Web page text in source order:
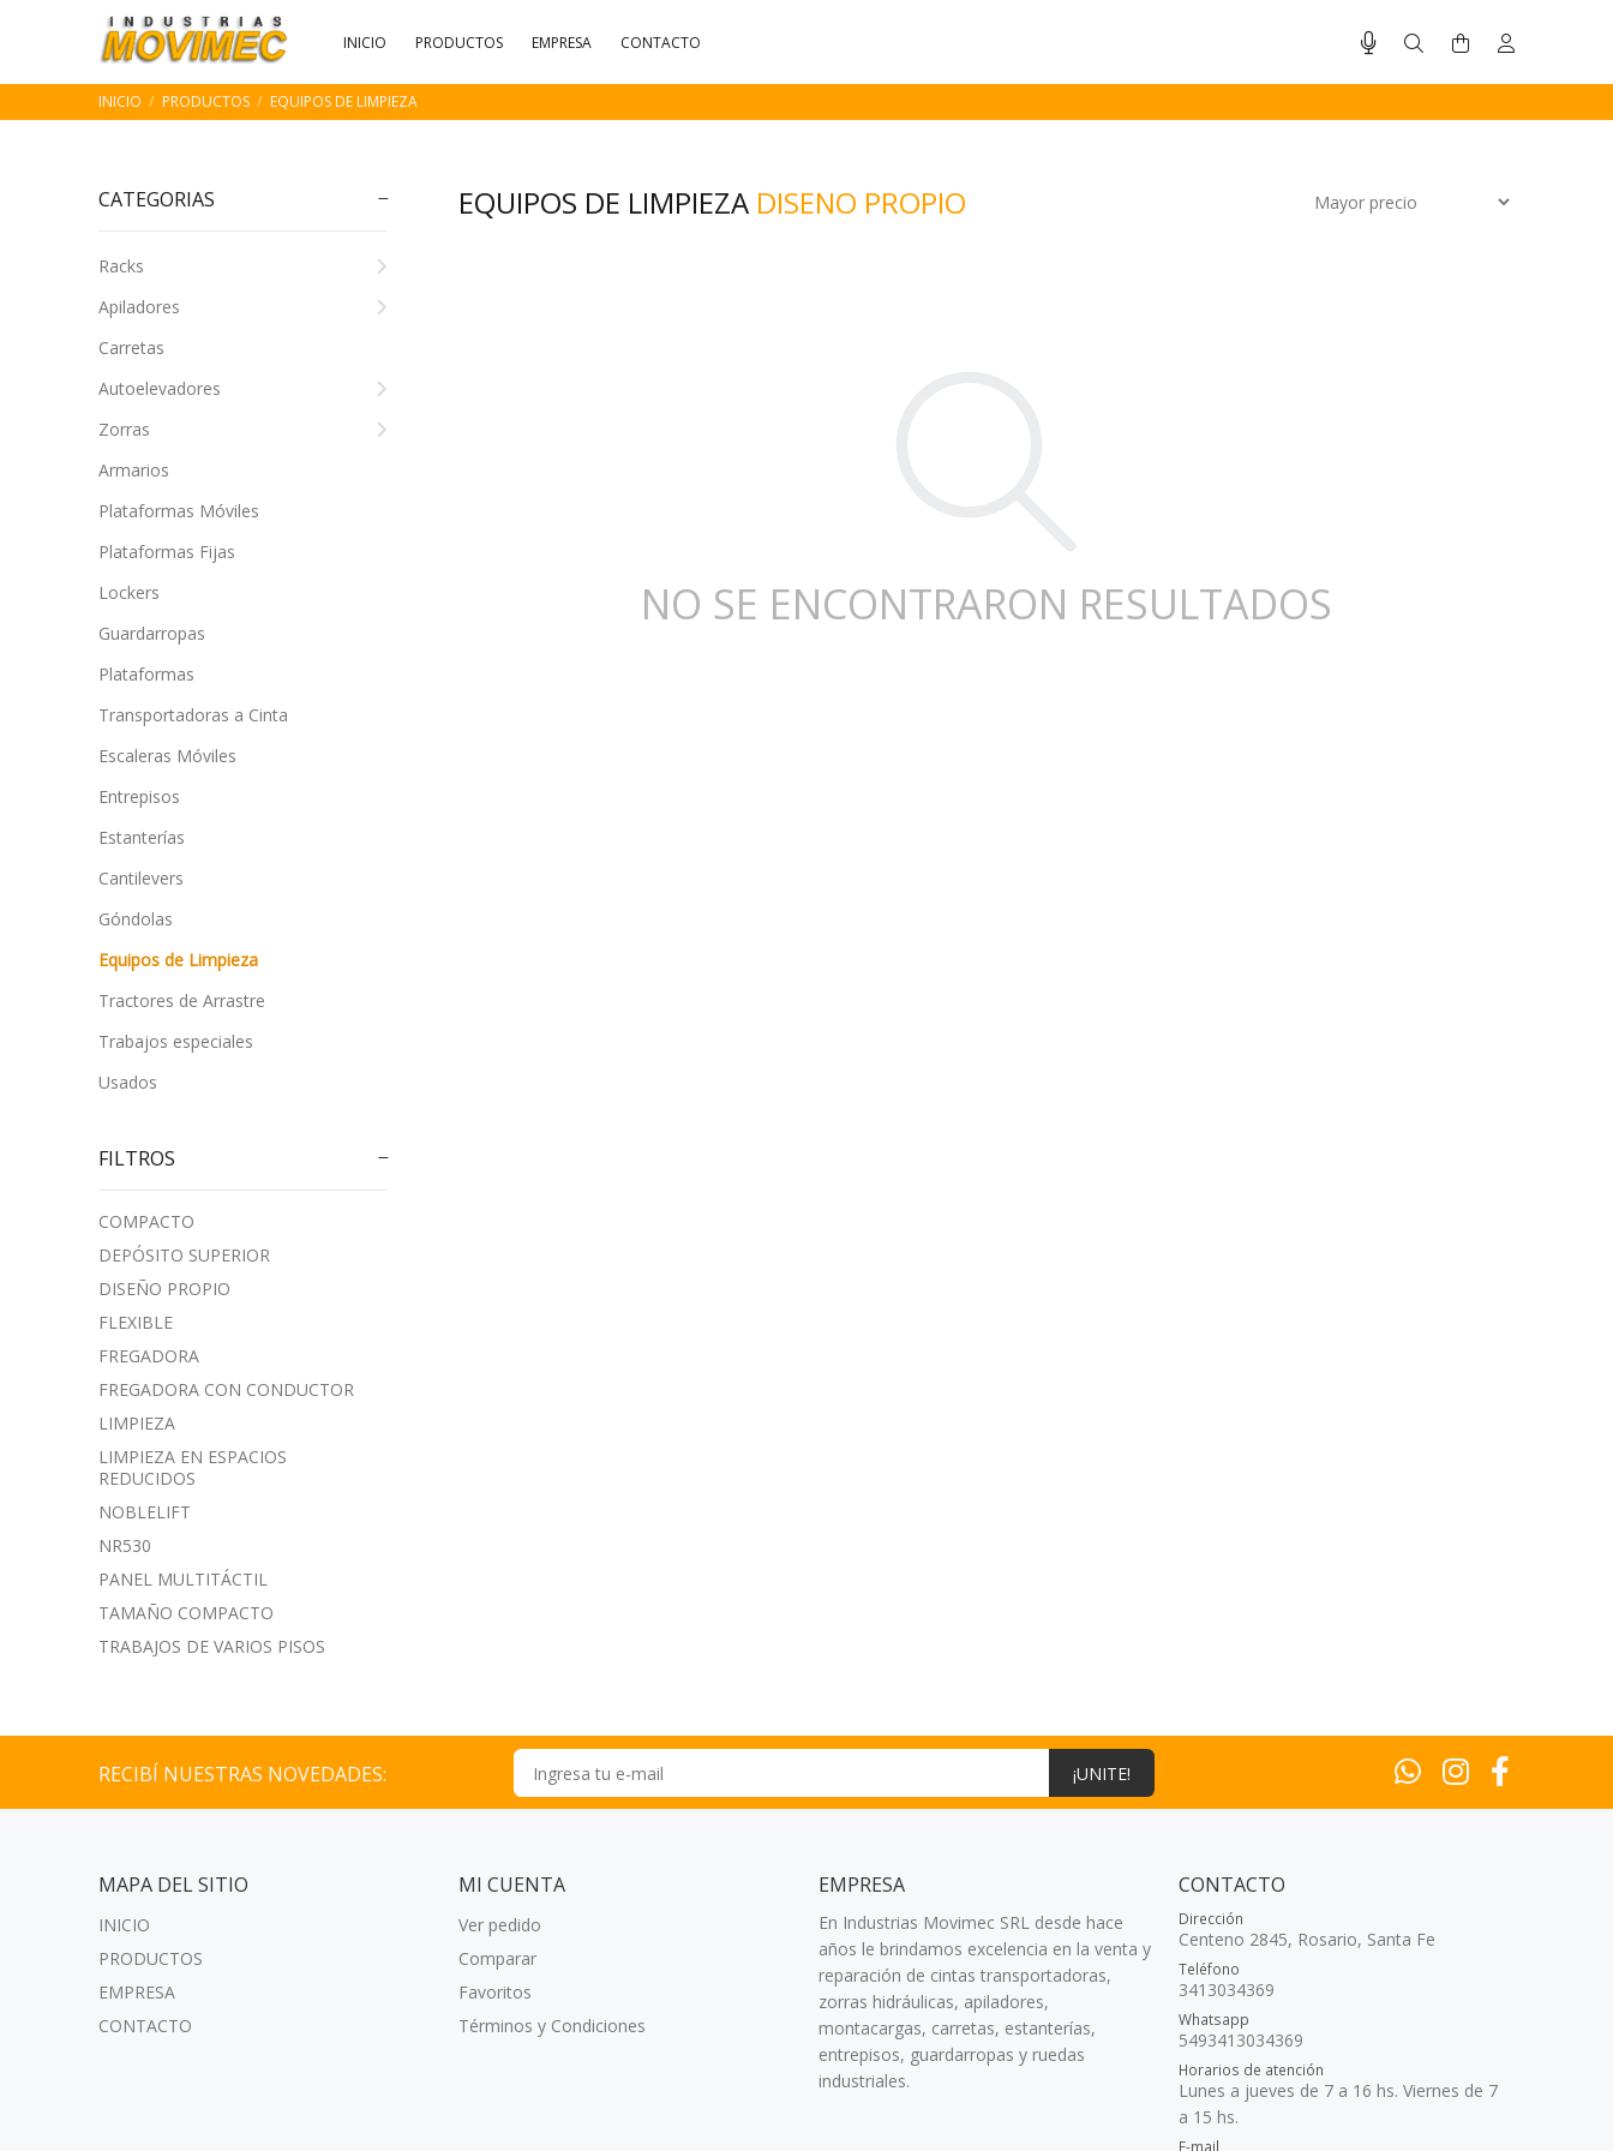
INICIO PRODUCTOS EMPRESA CONTACTO
INICIO PRODUCTOS EQUIPOS DE LIMPIEZA
CATEGORIAS
Racks
Apiladores
Carretas
Autoelevadores
Zorras
Armarios
Plataformas Móviles
Plataformas Fijas
Lockers
Guardarropas
Plataformas
Transportadoras a Cinta
Escaleras Móviles
Entrepisos
Estanterías
Cantilevers
Góndolas
Equipos de Limpieza
Tractores de Arrastre
Trabajos especiales
Usados
FILTROS
COMPACTO
DEPÓSITO SUPERIOR
DISEÑO PROPIO
FLEXIBLE
FREGADORA
FREGADORA CON CONDUCTOR
LIMPIEZA
LIMPIEZA EN ESPACIOS
REDUCIDOS
NOBLELIFT
NR530
PANEL MULTITÁCTIL
TAMAÑO COMPACTO
TRABAJOS DE VARIOS PISOS
EQUIPOS DE LIMPIEZA DISENO PROPIO
NO SE ENCONTRARON RESULTADOS
RECIBÍ NUESTRAS NOVEDADES: ¡UNITE!
MAPA DEL SITIO
INICIO
PRODUCTOS
EMPRESA
CONTACTO
MI CUENTA
Ver pedido
Comparar
Favoritos
Términos y Condiciones
EMPRESA
En Industrias Movimec SRL desde hace
años le brindamos excelencia en la venta y
reparación de cintas transportadoras,
zorras hidráulicas, apiladores,
montacargas, carretas, estanterías,
entrepisos, guardarropas y ruedas
industriales.
CONTACTO
Dirección
Centeno 2845, Rosario, Santa Fe
Teléfono
3413034369
Whatsapp
5493413034369
Horarios de atención
Lunes a jueves de 7 a 16 hs. Viernes de 7
a 15 hs.
E-mail